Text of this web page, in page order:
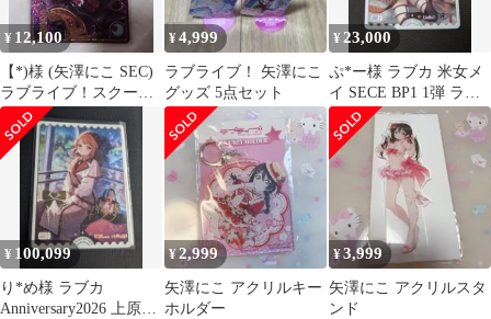
¥ 12,100
【*)様 (矢澤にこ SEC)
ラブライブ！スクール
アイドルコレクション
¥4,999
ラブライブ！ 矢澤にこ
グッズ 5点セット
¥ 23,000
ぷ*ー様 ラブカ 米女メ
イ SECE BP1 1弾 ラブ
ライブカードゲーム
¥ 100,099
り*め様 ラブカ
Anniversary2026 上原歩
¥2,999
矢澤にこ アクリルキー
ホルダー
¥3,999
矢澤にこ アクリルスタ
ンド